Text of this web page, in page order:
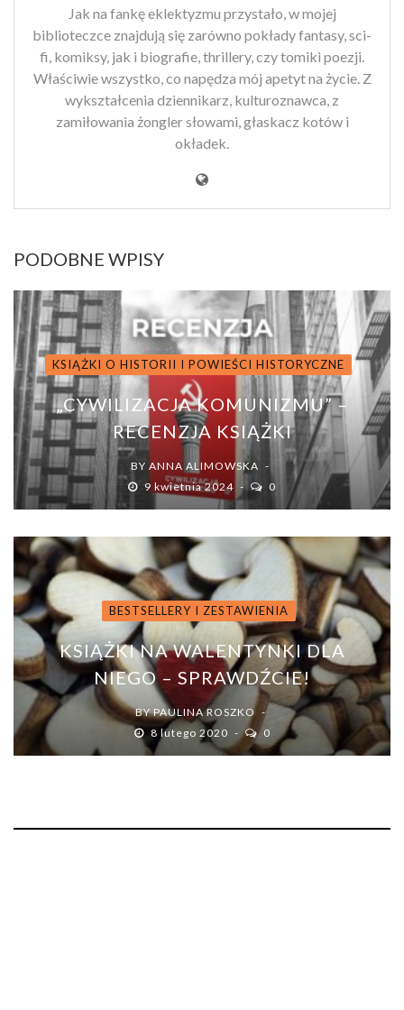
Jak na fankę eklektyzmu przystało, w mojej
biblioteczce znajdują się zarówno pokłady fantasy, sci-
fi, komiksy, jak i biografie, thrillery, czy tomiki poezji.
Właściwie wszystko, co napędza mój apetyt na życie. Z
wykształcenia dziennikarz, kulturoznawca, z
zamiłowania żongler słowami, głaskacz kotów i
okładek.
PODOBNE WPISY
KSIĄŻKI O HISTORII I POWIEŚCI HISTORYCZNE
„CYWILIZACJA KOMUNIZMU” –
RECENZJA KSIĄŻKI
BY ANNA ALIMOWSKA
9 kwietnia 2024
0
BESTSELLERY I ZESTAWIENIA
KSIĄŻKI NA WALENTYNKI DLA
NIEGO – SPRAWDŹCIE!
BYPAULINA ROSZKO
8 lutego 2020
0